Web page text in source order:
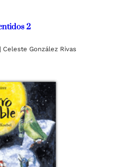
2
Celeste González Rivas